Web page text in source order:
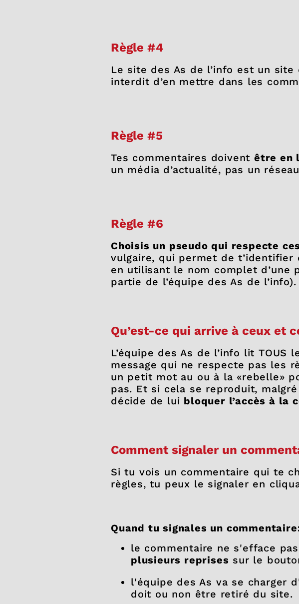
Règle #4
Le site des As de l’info est un site
interdit d’en mettre dans les
Règle #5
Tes commentaires doivent être en
un média d’actualité, pas un
Règle #6
Choisis un pseudo qui respecte
vulgaire, qui permet de
en utilisant le nom complet d’une
partie de l’équipe des As de l’info).
Qu’est-ce qui arrive à ceux et
L’équipe des As de l’info lit
message qui ne respecte pas les
un petit mot au ou à la «rebelle»
pas. Et si cela se reproduit,
décide de lui bloquer l’accès à la
Comment signaler un
Si tu vois un commentaire qui te
règles, tu peux le signaler en
Quand tu signales un
le commentaire ne s'efface
plusieurs reprises sur le
l'équipe des As va se charger
doit ou non être retiré du site.